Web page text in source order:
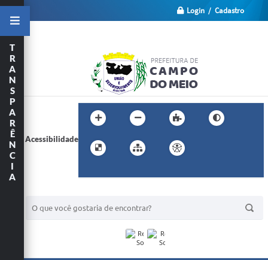
Login / Cadastro
Acessibilidade
T
R
A
N
S
P
A
R
Ê
N
C
I
A